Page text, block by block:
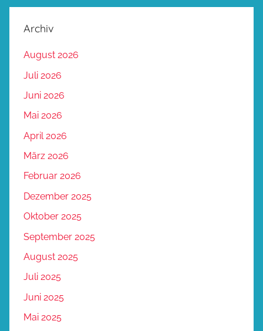
Archiv
August 2026
Juli 2026
Juni 2026
Mai 2026
April 2026
März 2026
Februar 2026
Dezember 2025
Oktober 2025
September 2025
August 2025
Juli 2025
Juni 2025
Mai 2025